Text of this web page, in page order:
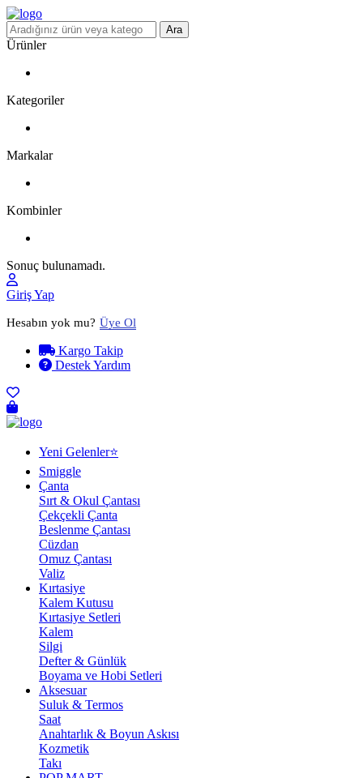
Ara
Ürünler
Kategoriler
Markalar
Kombinler
Sonuç bulunamadı.
Giriş Yap
Hesabın yok mu? Üye Ol
Kargo Takip
Destek Yardım
Yeni Gelenler⭐
Smiggle
Çanta
Sırt & Okul Çantası
Çekçekli Çanta
Beslenme Çantası
Cüzdan
Omuz Çantası
Valiz
Kırtasiye
Kalem Kutusu
Kırtasiye Setleri
Kalem
Silgi
Defter & Günlük
Boyama ve Hobi Setleri
Aksesuar
Suluk & Termos
Saat
Anahtarlık & Boyun Askısı
Kozmetik
Takı